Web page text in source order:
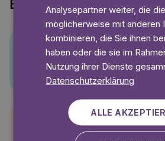
Entdecke auch
Pettersson und Findus
Analysepartner weiter, die
möglicherweise mit anderen
kombinieren, die Sie ihnen
haben oder die sie im
Nutzung ihrer Dienste
Datenschutzerklärung
ALLE